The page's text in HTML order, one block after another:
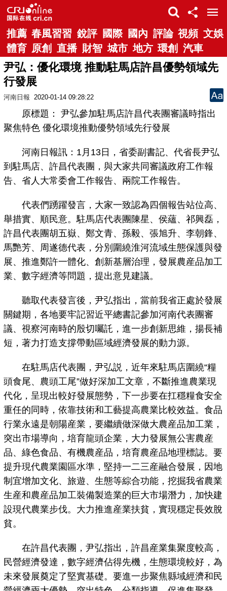
推薦 春風習習 銳評 國際 國內 評論 視頻 文娛
體育 原創 直播 財智 城市 地方 環創 汽車
尹弘：優化環境 推動駐馬店許昌優勢領域先
行發展
河南日報 2020-01-14 09:28:22
原標題： 尹弘參加駐馬店許昌代表團審議時指出
聚焦特色 優化環境推動優勢領域先行發展
河南日報訊：1月13日，省委副書記、代省長尹弘
到駐馬店、許昌代表團，與大家共同審議政府工作報
告、省人大常委會工作報告、兩院工作報告。
代表們踴躍發言，大家一致認為四個報告站位高、
舉措實、順民意。駐馬店代表團陳星、侯蘊、祁興磊，
許昌代表團胡五嶽、鄭文青、孫毅、張旭升、李朝鋒、
馬艷芳、周遂德代表，分別圍繞淮河流域生態保護與發
展、推進鄭許一體化、創新基層治理，發展農産品加工
業、數字經濟等問題，提出意見建議。
聽取代表發言後，尹弘指出，當前我省正處於發展
關鍵期，各地要牢記習近平總書記參加河南代表團審
議、視察河南時的殷切囑託，進一步創新思維，揚長補
短，著力打造支撐帶動區域經濟發展的動力源。
在駐馬店代表團，尹弘説，近年來駐馬店圍繞“糧
頭食尾、農頭工尾”做好深加工文章，不斷推進農業現
代化，呈現出較好發展態勢，下一步要在扛穩糧食安全
重任的同時，依靠技術和工藝提高農業比較效益。食品
行業永遠是朝陽産業，要繼續做深做大農産品加工業，
突出市場導向，培育龍頭企業，大力發展無公害農産
品、綠色食品、有機農産品，培育農産品地理標誌。要
提升現代農業園區水準，堅持一二三産融合發展，因地
制宜增加文化、旅遊、生態等綜合功能，挖掘我省農業
生産和農産品加工裝備製造業的巨大市場潛力，加快建
設現代農業步伐。大力推進産業扶貧，實現穩定長效脫
貧。
在許昌代表團，尹弘指出，許昌産業集聚度較高，
民營經濟發達，數字經濟佔得先機，生態環境較好，為
未來發展奠定了堅實基礎。要進一步聚焦縣域經濟和民